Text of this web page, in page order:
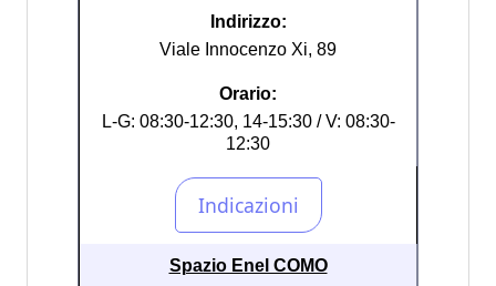
Indirizzo:
Viale Innocenzo Xi, 89
Orario:
L-G: 08:30-12:30, 14-15:30 / V: 08:30-
12:30
Spazio Enel COMO